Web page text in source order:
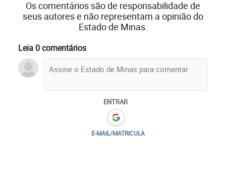
Os comentários são de responsabilidade de
seus autores e não representam a opinião do
Estado de Minas.
Leia 0 comentários
ENTRAR
E-MAIL/MATRICULA